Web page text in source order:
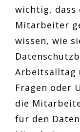
wichtig,
Mitarbeiter
wissen, wie
Arbeitsalltag
Fragen oder
die
für den